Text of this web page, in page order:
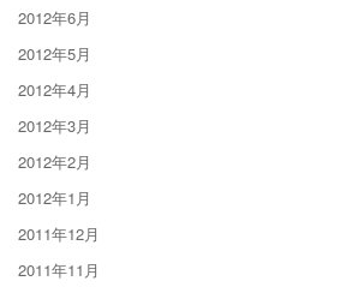
2012年6月
2012年5月
2012年4月
2012年3月
2012年2月
2012年1月
2011年12月
2011年11月